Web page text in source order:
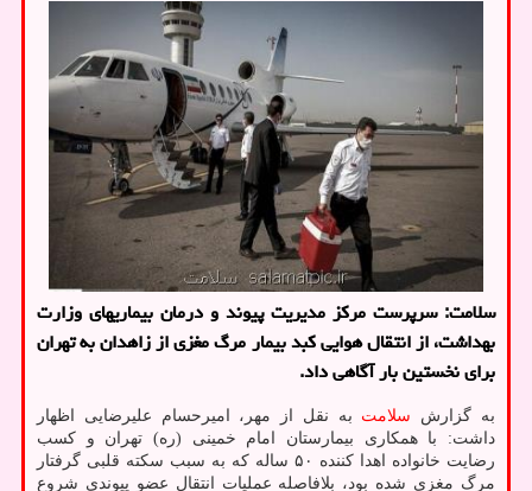
سلامت: سرپرست مرکز مدیریت پیوند و درمان بیماریهای وزارت
بهداشت، از انتقال هوایی کبد بیمار مرگ مغزی از زاهدان به تهران
برای نخستین بار آگاهی داد.
به گزارش سلامت به نقل از مهر، امیرحسام علیرضایی اظهار
داشت: با همکاری بیمارستان امام خمینی (ره) تهران و کسب
رضایت خانواده اهدا کننده ۵۰ ساله که به سبب سکته قلبی گرفتار
مرگ مغزی شده بود، بلافاصله عملیات انتقال عضو پیوندی شروع